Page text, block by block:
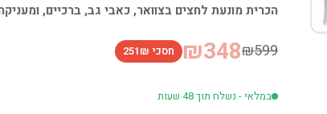
הכרית מונעת לחצים בצוואר, כאבי גב, ברכיים,
₪599
₪348 חסכי 251₪
במלאי - נשלח תוך 48 שעות